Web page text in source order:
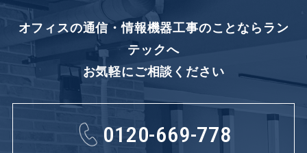
オフィスの通信・情報機器工事のことなら ラン
テックへ
お気軽にご相談ください
0120-669-778